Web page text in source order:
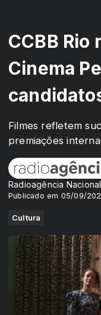
CCBB
Cinema
Filmes refletem
premiações
Radioagência
Publicado em 05/09/
Cultura